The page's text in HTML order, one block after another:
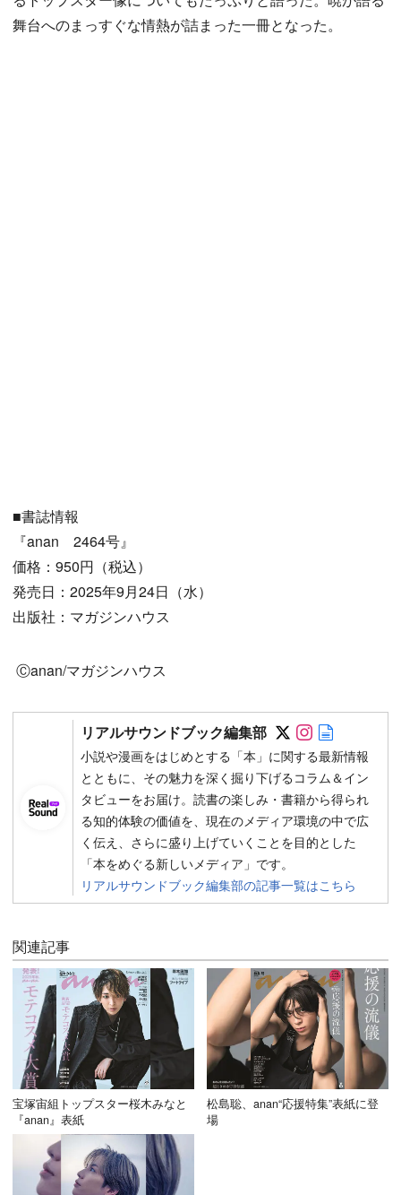
舞台へのまっすぐな情熱が詰まった一冊となった。
■書誌情報
『anan 2464号』
価格：950円（税込）
発売日：2025年9月24日（水）
出版社：マガジンハウス
Ⓒanan/マガジンハウス
リアルサウンドブック編集部 Follow on
Follow on
小説や漫画をはじめとする「本」に関する最新情報
とともに、その魅力を深く掘り下げるコラム＆イン
タビューをお届け。読書の楽しみ・書籍から得られ
る知的体験の価値を、現在のメディア環境の中で広
く伝え、さらに盛り上げていくことを目的とした
「本をめぐる新しいメディア」です。
リアルサウンドブック編集部の記事一覧はこちら
関連記事
宝塚宙組トップスター桜木みなと
『anan』表紙
松島聡、anan“応援特集”表紙に登
場